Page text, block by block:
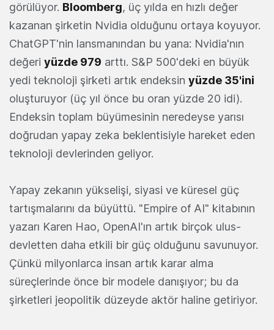
görülüyor. Bloomberg, üç yılda en hızlı değer
kazanan şirketin Nvidia olduğunu ortaya koyuyor.
ChatGPT'nin lansmanından bu yana: Nvidia'nın
değeri yüzde 979 arttı. S&P 500'deki en büyük
yedi teknoloji şirketi artık endeksin yüzde 35'ini
oluşturuyor (üç yıl önce bu oran yüzde 20 idi).
Endeksin toplam büyümesinin neredeyse yarısı
doğrudan yapay zeka beklentisiyle hareket eden
teknoloji devlerinden geliyor.
Yapay zekanın yükselişi, siyasi ve küresel güç
tartışmalarını da büyüttü. "Empire of AI" kitabının
yazarı Karen Hao, OpenAI'ın artık birçok ulus-
devletten daha etkili bir güç olduğunu savunuyor.
Çünkü milyonlarca insan artık karar alma
süreçlerinde önce bir modele danışıyor; bu da
şirketleri jeopolitik düzeyde aktör haline getiriyor.